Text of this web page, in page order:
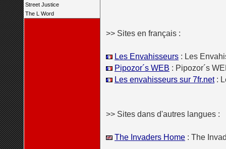
Street Justice
The L Word
>> Sites en français :
Les Envahisseurs : Les
Pipozor´s WEB : Pipozor´s
Les envahisseurs sur 7fr.net:
>> Sites dans d'autres langues :
The Invaders Home : The